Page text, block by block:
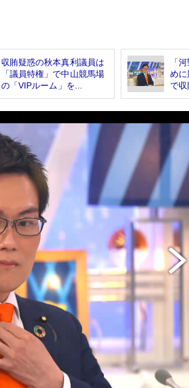
収賄疑惑の秋本真利議員は
「議員特権」で中山競馬場
の「VIPルーム」を...
「
め
で収